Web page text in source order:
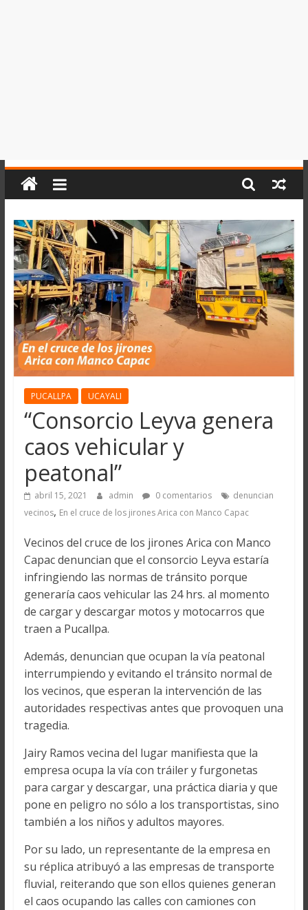
PUCALLPA UCAYALI
“Consorcio Leyva genera
caos vehicular y
peatonal”
abril 15, 2021 admin 0 comentarios
denuncian
vecinos, En el cruce de los jirones Arica con Manco Capac
Vecinos del cruce de los jirones Arica con Manco
Capac denuncian que el consorcio Leyva estaría
infringiendo las normas de tránsito porque
generaría caos vehicular las 24 hrs. al momento
de cargar y descargar motos y motocarros que
traen a Pucallpa.
Además, denuncian que ocupan la vía peatonal
interrumpiendo y evitando el tránsito normal de
los vecinos, que esperan la intervención de las
autoridades respectivas antes que provoquen una
tragedia.
Jairy Ramos vecina del lugar manifiesta que la
empresa ocupa la vía con tráiler y furgonetas
para cargar y descargar, una práctica diaria y que
pone en peligro no sólo a los transportistas, sino
también a los niños y adultos mayores.
Por su lado, un representante de la empresa en
su réplica atribuyó a las empresas de transporte
fluvial, reiterando que son ellos quienes generan
el caos ocupando las calles con camiones con